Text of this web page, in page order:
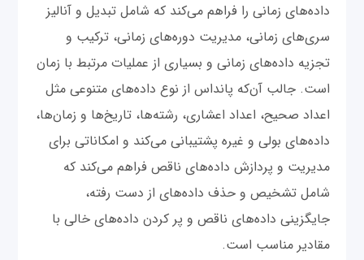
داده‌های زمانی را فراهم می‌کند که شامل تبدیل و آنالیز
سری‌های زمانی، مدیریت دوره‌های زمانی، ترکیب و
تجزیه‌ داده‌های زمانی و بسیاری از عملیات مرتبط با زمان
است. جالب آن‌که پانداس از نوع داده‌های متنوعی مثل
اعداد صحیح، اعداد اعشاری، رشته‌ها، تاریخ‌ها و زمان‌ها،
داده‌های بولی و غیره پشتیبانی می‌کند و امکاناتی برای
مدیریت و پردازش داده‌های ناقص فراهم می‌کند که
شامل تشخیص و حذف داده‌های از دست رفته،
جایگزینی داده‌های ناقص و پر کردن داده‌های خالی با
مقادیر مناسب است.